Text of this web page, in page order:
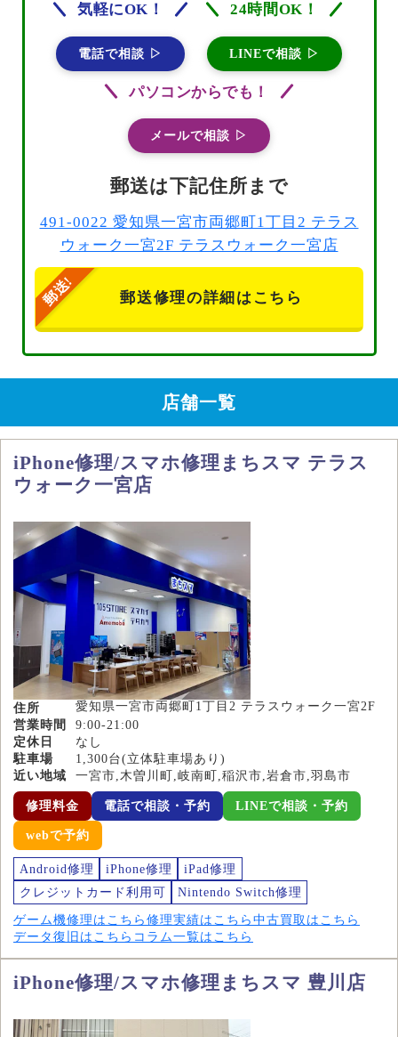
気軽にOK！
電話で相談 ▷
24時間OK！
LINEで相談 ▷
パソコンからでも！
メールで相談 ▷
郵送は下記住所まで
491-0022 愛知県一宮市両郷町1丁目2 テラス
ウォーク一宮2F テラスウォーク一宮店
郵送修理の詳細はこちら
店舗一覧
iPhone修理/スマホ修理まちスマ テラス
ウォーク一宮店
住所
愛知県一宮市両郷町1丁目2 テラスウォーク一宮2F
営業時間
9:00-21:00
定休日
なし
駐車場
1,300台(立体駐車場あり)
近い地域
一宮市,木曽川町,岐南町,稲沢市,岩倉市,羽島市
修理料金 電話で相談・予約 LINEで相談・予約
webで予約
Android修理 iPhone修理
iPad修理
クレジットカード利用可
Nintendo Switch修理
ゲーム機修理はこちら 修理実績はこちら 中古買取はこちら
データ復旧はこちら コラム一覧はこちら
iPhone修理/スマホ修理まちスマ 豊川店